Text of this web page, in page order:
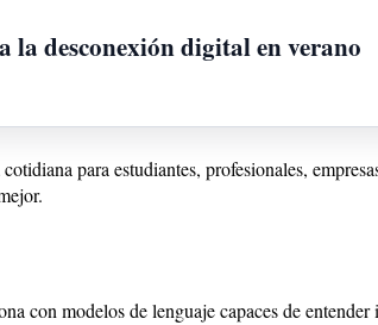
la desconexión digital en verano
para estudiantes, profesionales,
con modelos de lenguaje capaces de